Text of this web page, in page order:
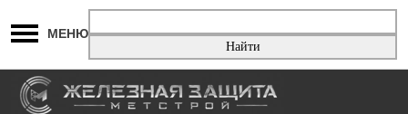
МЕНЮ